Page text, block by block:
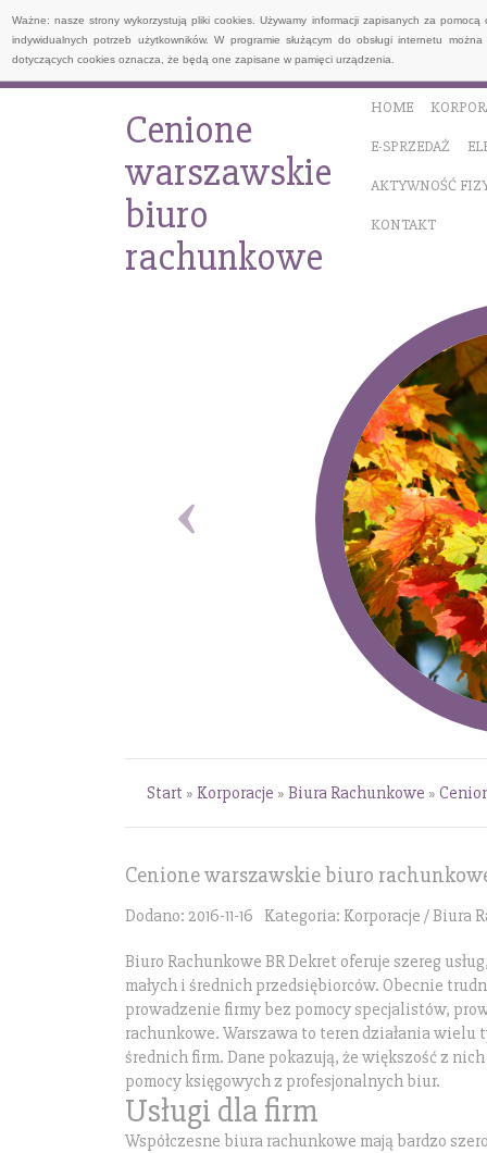
Ważne: nasze strony wykorzystują pliki cookies. Używamy informacji zapisanych za
indywidualnych potrzeb użytkowników. W programie służącym do obsługi internetu
dotyczących cookies oznacza, że będą one zapisane w pamięci urządzenia.
HOME
E-SPRZEDAŻ
AKTYWNOŚĆ
KONTAKT
Cenione
warszawskie
biuro
rachunkowe
Start » Korporacje » Biura Rachunkowe »
Cenione warszawskie biuro
Dodano: 2016-11-16 Kategoria: Korporacje / Biura
Biuro Rachunkowe BR Dekret oferuje szereg
małych i średnich przedsiębiorców. Obecnie
prowadzenie firmy bez pomocy specjalistów,
rachunkowe. Warszawa to teren działania wielu
średnich firm. Dane pokazują, że większość z
pomocy księgowych z profesjonalnych biur.
Usługi dla firm
Współczesne biura rachunkowe mają bardzo